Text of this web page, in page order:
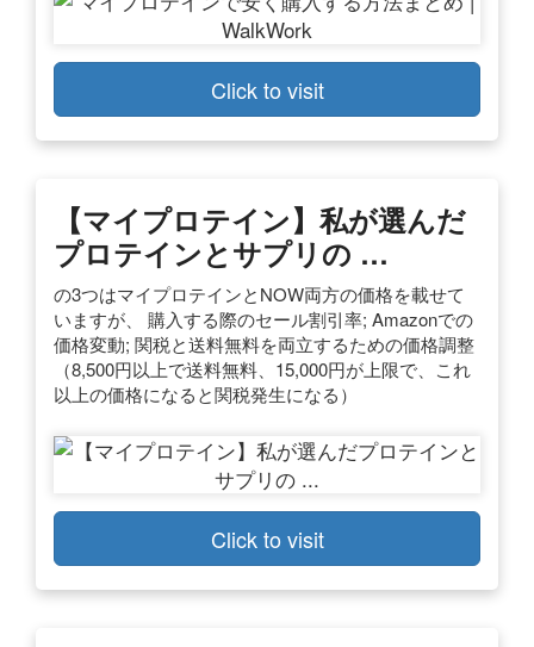
Click to visit
【マイプロテイン】私が選んだ
プロテインとサプリの …
の3つはマイプロテインとNOW両方の価格を載せて
いますが、 購入する際のセール割引率; Amazonでの
価格変動; 関税と送料無料を両立するための価格調整
（8,500円以上で送料無料、15,000円が上限で、これ
以上の価格になると関税発生になる）
Click to visit